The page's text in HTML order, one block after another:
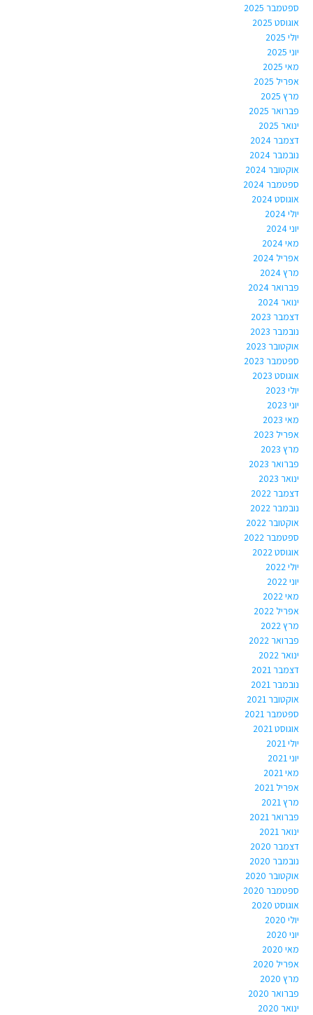
ספטמבר 2025
אוגוסט 2025
יולי 2025
יוני 2025
מאי 2025
אפריל 2025
מרץ 2025
פברואר 2025
ינואר 2025
דצמבר 2024
נובמבר 2024
אוקטובר 2024
ספטמבר 2024
אוגוסט 2024
יולי 2024
יוני 2024
מאי 2024
אפריל 2024
מרץ 2024
פברואר 2024
ינואר 2024
דצמבר 2023
נובמבר 2023
אוקטובר 2023
ספטמבר 2023
אוגוסט 2023
יולי 2023
יוני 2023
מאי 2023
אפריל 2023
מרץ 2023
פברואר 2023
ינואר 2023
דצמבר 2022
נובמבר 2022
אוקטובר 2022
ספטמבר 2022
אוגוסט 2022
יולי 2022
יוני 2022
מאי 2022
אפריל 2022
מרץ 2022
פברואר 2022
ינואר 2022
דצמבר 2021
נובמבר 2021
אוקטובר 2021
ספטמבר 2021
אוגוסט 2021
יולי 2021
יוני 2021
מאי 2021
אפריל 2021
מרץ 2021
פברואר 2021
ינואר 2021
דצמבר 2020
נובמבר 2020
אוקטובר 2020
ספטמבר 2020
אוגוסט 2020
יולי 2020
יוני 2020
מאי 2020
אפריל 2020
מרץ 2020
פברואר 2020
ינואר 2020